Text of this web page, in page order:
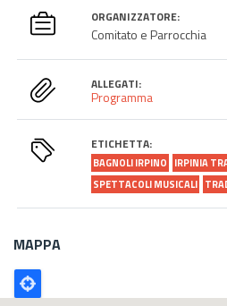
ORGANIZZATORE:
Comitato e Parrocchia
ALLEGATI:
Programma
ETICHETTA:
BAGNOLI IRPINO
IRPINIA
SPETTACOLI MUSICALI
MAPPA
Poligono
GEO